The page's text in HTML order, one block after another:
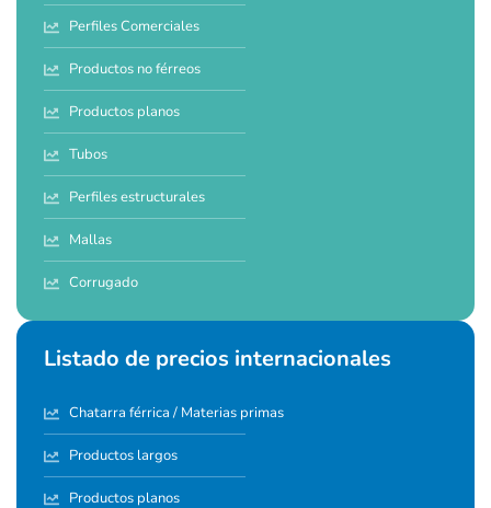
Perfiles Comerciales
Productos no férreos
Productos planos
Tubos
Perfiles estructurales
Mallas
Corrugado
Listado de precios internacionales
Chatarra férrica / Materias primas
Productos largos
Productos planos